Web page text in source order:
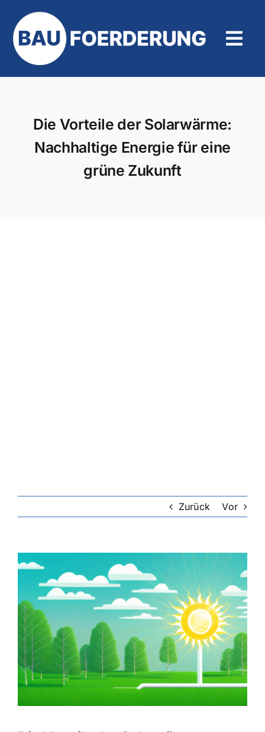
Inhalt
springen
Die Vorteile der Solarwärme:
Nachhaltige Energie für eine
grüne Zukunft
Zurück Vor
Zeige
grösseres